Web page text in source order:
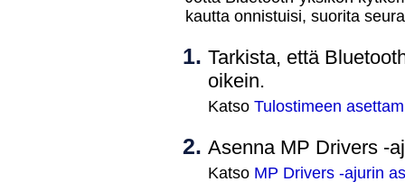
kautta onnistuisi, suorita
Tarkista, että
oikein.
Katso Tulostimeen
Asenna MP Drivers -
Katso MP Drivers -ajurin